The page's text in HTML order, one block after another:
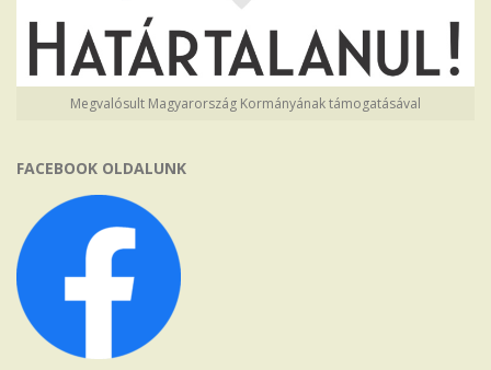
Megvalósult Magyarország Kormányának támogatásával
FACEBOOK OLDALUNK